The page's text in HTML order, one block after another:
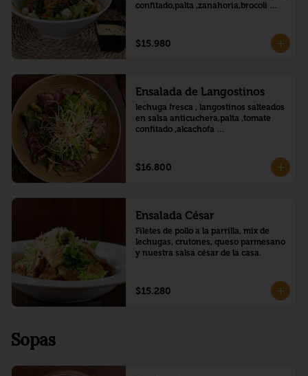
confitado,palta ,zanahoria,brocoli
$15.980
Ensalada de Langostinos
lechuga fresca , langostinos salteados
en salsa anticuchera,palta ,tomate
confitado ,alcachofa
$16.800
Ensalada César
Filetes de pollo a la parrilla, mix de
lechugas, crutones, queso parmesano
y nuestra salsa césar de la casa.
$15.280
Sopas